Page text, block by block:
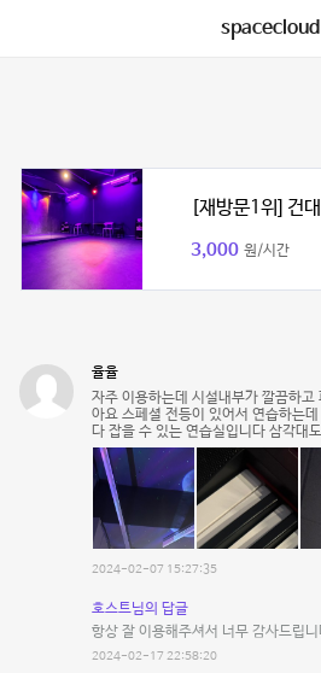
spacecloud
[재방문1위] 건
3,000 원/시간
율율
자주 이용하는데 시설내부가 깔끔하
아요 스페셜 전등이 있어서 연습하는
다 잡을 수 있는 연습실입니다 삼각대
2024-02-07 15:27:35
호스트님의 답글
항상 잘 이용해주셔서 너무 감사드립
2024-02-17 22:58:20